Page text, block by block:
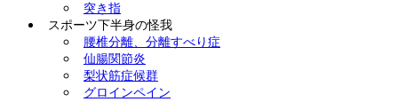
突き指
スポーツ下半身の怪我
腰椎分離、分離すべり症
仙腸関節炎
梨状筋症候群
グロインペイン